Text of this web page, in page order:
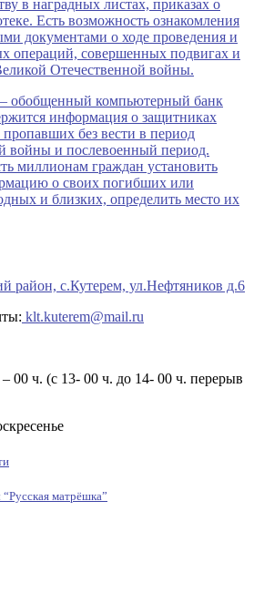
район, с.Кутерем, ул.Нефтяников д.6
klt.kuterem@mail.ru
00 ч. (с 13- 00 ч. до 14- 00 ч. перерыв
матрёшка”